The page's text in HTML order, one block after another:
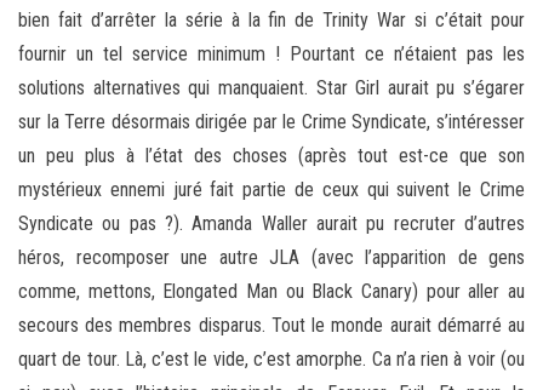
bien fait d’arrêter la série à la fin de Trinity War si c’était pour
fournir un tel service minimum ! Pourtant ce n’étaient pas les
solutions alternatives qui manquaient. Star Girl aurait pu s’égarer
sur la Terre désormais dirigée par le Crime Syndicate, s’intéresser
un peu plus à l’état des choses (après tout est-ce que son
mystérieux ennemi juré fait partie de ceux qui suivent le Crime
Syndicate ou pas ?). Amanda Waller aurait pu recruter d’autres
héros, recomposer une autre JLA (avec l’apparition de gens
comme, mettons, Elongated Man ou Black Canary) pour aller au
secours des membres disparus. Tout le monde aurait démarré au
quart de tour. Là, c’est le vide, c’est amorphe. Ca n’a rien à voir (ou